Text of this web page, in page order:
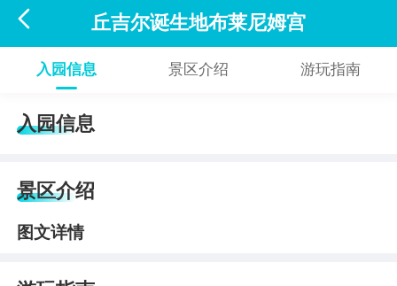
 丘吉尔诞生地布莱尼姆宫
入园信息 景区介绍 游玩指南
入园信息
景区介绍
图文详情